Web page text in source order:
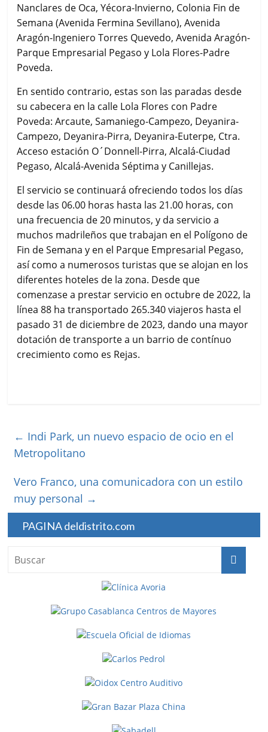
Nanclares de Oca, Yécora-Invierno, Colonia Fin de
Semana (Avenida Fermina Sevillano), Avenida
Aragón-Ingeniero Torres Quevedo, Avenida Aragón-
Parque Empresarial Pegaso y Lola Flores-Padre
Poveda.
En sentido contrario, estas son las paradas desde
su cabecera en la calle Lola Flores con Padre
Poveda: Arcaute, Samaniego-Campezo, Deyanira-
Campezo, Deyanira-Pirra, Deyanira-Euterpe, Ctra.
Acceso estación O´Donnell-Pirra, Alcalá-Ciudad
Pegaso, Alcalá-Avenida Séptima y Canillejas.
El servicio se continuará ofreciendo todos los días
desde las 06.00 horas hasta las 21.00 horas, con
una frecuencia de 20 minutos, y da servicio a
muchos madrileños que trabajan en el Polígono de
Fin de Semana y en el Parque Empresarial Pegaso,
así como a numerosos turistas que se alojan en los
diferentes hoteles de la zona. Desde que
comenzase a prestar servicio en octubre de 2022, la
línea 88 ha transportado 265.340 viajeros hasta el
pasado 31 de diciembre de 2023, dando una mayor
dotación de transporte a un barrio de contínuo
crecimiento como es Rejas.
← Indi Park, un nuevo espacio de ocio en el
Metropolitano
Vero Franco, una comunicadora con un estilo
muy personal →
PAGINA deldistrito.com